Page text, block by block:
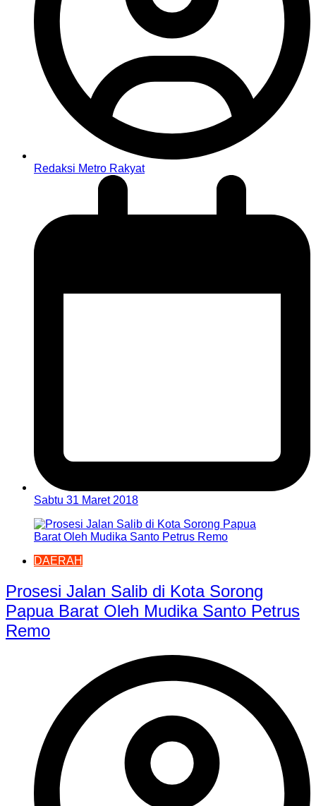
Redaksi Metro Rakyat
Sabtu 31 Maret 2018
DAERAH
Prosesi Jalan Salib di Kota Sorong
Papua Barat Oleh Mudika Santo Petrus
Remo